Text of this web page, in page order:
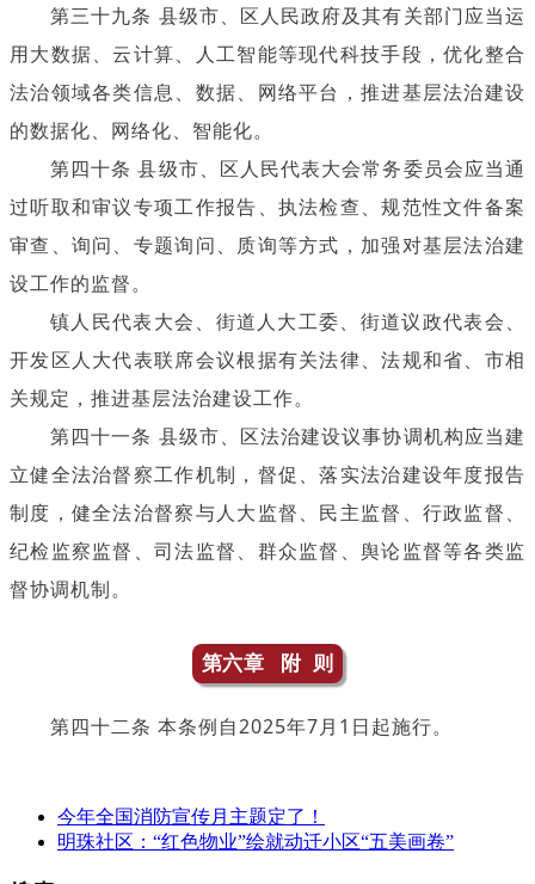
第三十九条 县级市、区人民政府及其有关部门应当运
用大数据、云计算、人工智能等现代科技手段，优化整合
法治领域各类信息、数据、网络平台，推进基层法治建设
的数据化、网络化、智能化。
第四十条 县级市、区人民代表大会常务委员会应当通
过听取和审议专项工作报告、执法检查、规范性文件备案
审查、询问、专题询问、质询等方式，加强对基层法治建
设工作的监督。
镇人民代表大会、街道人大工委、街道议政代表会、
开发区人大代表联席会议根据有关法律、法规和省、市相
关规定，推进基层法治建设工作。
第四十一条 县级市、区法治建设议事协调机构应当建
立健全法治督察工作机制，督促、落实法治建设年度报告
制度，健全法治督察与人大监督、民主监督、行政监督、
纪检监察监督、司法监督、群众监督、舆论监督等各类监
督协调机制。
第六章 附 则
第四十二条 本条例自2025年7月1日起施行。
今年全国消防宣传月主题定了！
明珠社区：“红色物业”绘就动迁小区“五美画卷”